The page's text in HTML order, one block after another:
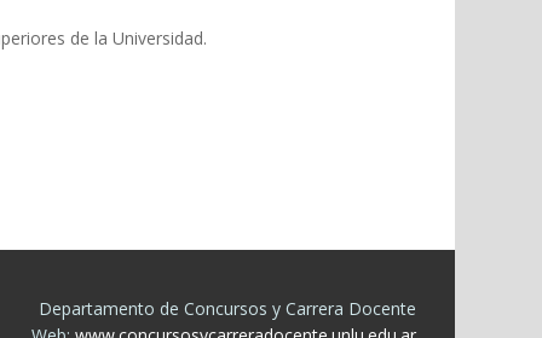
de la Universidad.
Departamento de Concursos y Carrera Docente